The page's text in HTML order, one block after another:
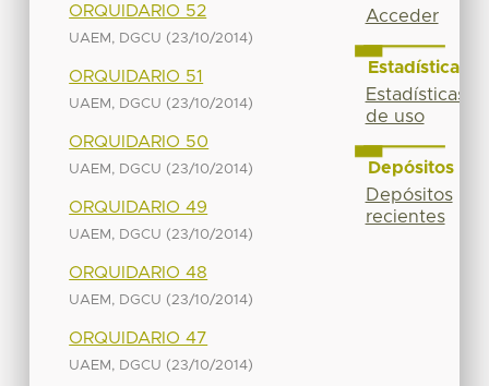
ORQUIDARIO 52
UAEM, DGCU (23/10/2014)
ORQUIDARIO 51
UAEM, DGCU (23/10/2014)
ORQUIDARIO 50
UAEM, DGCU (23/10/2014)
ORQUIDARIO 49
UAEM, DGCU (23/10/2014)
ORQUIDARIO 48
UAEM, DGCU (23/10/2014)
ORQUIDARIO 47
UAEM, DGCU (23/10/2014)
Acceder
Estadísticas
Estadísticas
de uso
Depósitos
Depósitos
recientes